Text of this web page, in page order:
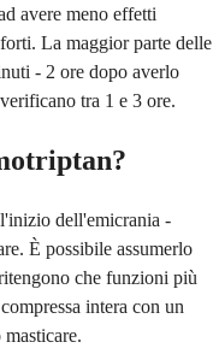
avere meno effetti
La maggior parte delle
- 2 ore dopo averlo
tra 1 e 3 ore.
dell'emicrania -
È possibile assumerlo
che funzioni più
intera con un